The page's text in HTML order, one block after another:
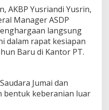
e
a
b
u
h
a
a
k
AKBP Yusriandi Yusrin,
Manager ASDP
langsung
dalam rapat kesiapan
Baru di Kantor PT.
Jumai dan
bentuk keberanian luar